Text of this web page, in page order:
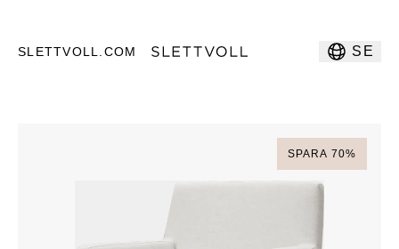
SLETTVOLL.COM SE
SPARA 70%